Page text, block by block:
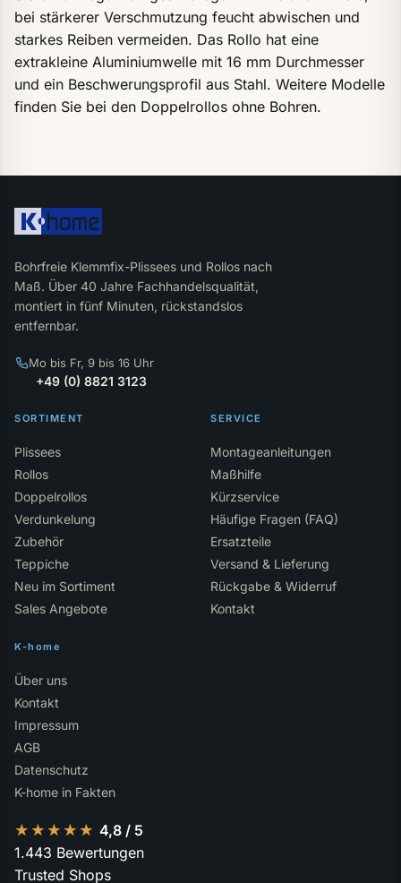
bei stärkerer Verschmutzung feucht abwischen und
starkes Reiben vermeiden. Das Rollo hat eine
extrakleine Aluminiumwelle mit 16 mm Durchmesser
und ein Beschwerungsprofil aus Stahl. Weitere Modelle
finden Sie bei den Doppelrollos ohne Bohren.
Bohrfreie Klemmfix-Plissees und Rollos nach
Maß. Über 40 Jahre Fachhandelsqualität,
montiert in fünf Minuten, rückstandslos
entfernbar.
Mo bis Fr, 9 bis 16 Uhr
+49 (0) 8821 3123
SORTIMENT
Plissees
Rollos
Doppelrollos
Verdunkelung
Zubehör
Teppiche
Neu im Sortiment
Sales Angebote
SERVICE
Montageanleitungen
Maßhilfe
Kürzservice
Häufige Fragen (FAQ)
Ersatzteile
Versand & Lieferung
Rückgabe & Widerruf
Kontakt
K-home
Über uns
Kontakt
Impressum
AGB
Datenschutz
K-home in Fakten
★★★★★
★★★★★ 4,8 / 5
1.443 Bewertungen
Trusted Shops